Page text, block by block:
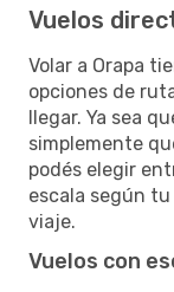
Vuelos
Volar a Orapa
opciones de
llegar. Ya sea
simplemente
podés elegir
escala según
viaje.
Vuelos con